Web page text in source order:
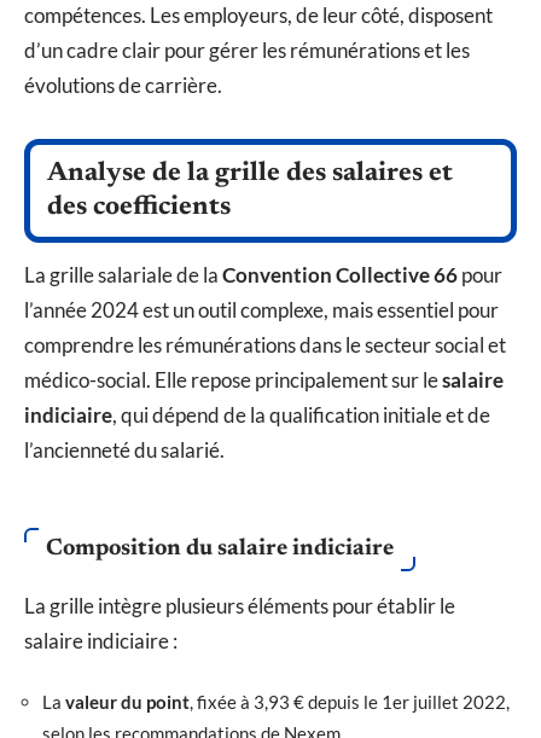
compétences. Les employeurs, de leur côté, disposent
d’un cadre clair pour gérer les rémunérations et les
évolutions de carrière.
Analyse de la grille des salaires et
des coefficients
La grille salariale de laConvention Collective 66pour
l’année 2024 est un outil complexe, mais essentiel pour
comprendre les rémunérations dans le secteur social et
médico-social. Elle repose principalement sur lesalaire
indiciaire, qui dépend de la qualification initiale et de
l’ancienneté du salarié.
Composition du salaire indiciaire
La grille intègre plusieurs éléments pour établir le
salaire indiciaire :
La valeur du point, fixée à 3,93 € depuis le 1er juillet 2022,
selon les recommandations de Nexem.